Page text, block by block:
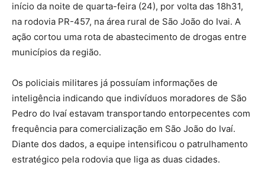
início da noite de quarta-feira (24), por volta das 18h31,
na rodovia PR-457, na área rural de São João do Ivai. A
ação cortou uma rota de abastecimento de drogas entre
municípios da região.
Os policiais militares já possuíam informações de
inteligência indicando que indivíduos moradores de São
Pedro do Ivaí estavam transportando entorpecentes com
frequência para comercialização em São João do Ivaí.
Diante dos dados, a equipe intensificou o patrulhamento
estratégico pela rodovia que liga as duas cidades.